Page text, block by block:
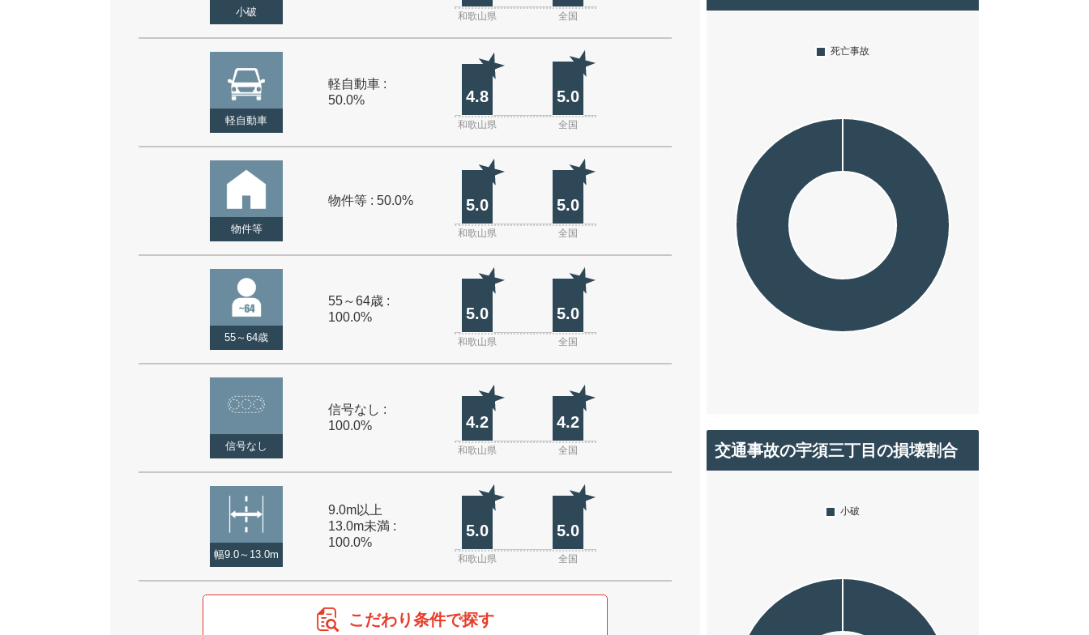
小破 和歌山県 全国
軽自動車
軽自動車 :
50.0%
4.8 5.0
和歌山県 全国
物件等
物件等 : 50.0% 5.0 5.0
和歌山県 全国
55～64歳
55～64歳 :
100.0%
5.0 5.0
和歌山県 全国
信号なし
信号なし :
100.0%
4.2 4.2
和歌山県 全国
幅9.0～13.0m
9.0m以上
13.0m未満 :
100.0%
5.0 5.0
和歌山県 全国
こだわり条件で探す
交通事故の宇須三丁目の損壊割合